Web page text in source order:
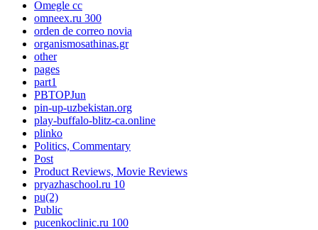
Omegle cc
omneex.ru 300
orden de correo novia
organismosathinas.gr
other
pages
part1
PBTOPJun
pin-up-uzbekistan.org
play-buffalo-blitz-ca.online
plinko
Politics, Commentary
Post
Product Reviews, Movie Reviews
pryazhaschool.ru 10
pu(2)
Public
pucenkoclinic.ru 100